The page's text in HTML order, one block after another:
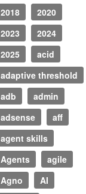
2018
2020
2023
2024
2025
acid
adaptive threshold
adb
admin
adsense
aff
agent skills
Agents
agile
Agno
AI